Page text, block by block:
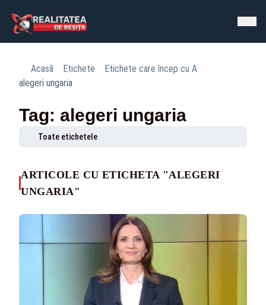
Acasă Etichete
Etichete care încep cu A
alegeri ungaria
Tag: alegeri ungaria
Toate etichetele
ARTICOLE CU ETICHETA "ALEGERI
UNGARIA"